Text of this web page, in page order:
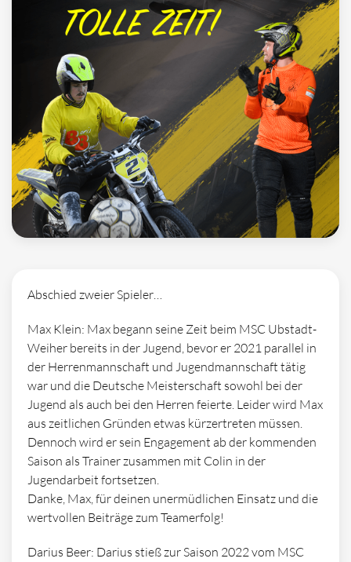
Abschied zweier Spieler…
Max Klein: Max begann seine Zeit beim MSC Ubstadt-
Weiher bereits in der Jugend, bevor er 2021 parallel in
der Herrenmannschaft und Jugendmannschaft tätig
war und die Deutsche Meisterschaft sowohl bei der
Jugend als auch bei den Herren feierte. Leider wird Max
aus zeitlichen Gründen etwas kürzertreten müssen.
Dennoch wird er sein Engagement ab der kommenden
Saison als Trainer zusammen mit Colin in der
Jugendarbeit fortsetzen.
Danke, Max, für deinen unermüdlichen Einsatz und die
wertvollen Beiträge zum Teamerfolg!
Darius Beer: Darius stieß zur Saison 2022 vom MSC